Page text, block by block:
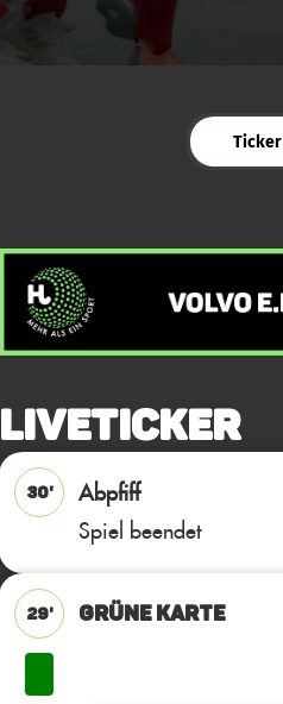
Ticker
Liveticker
30'
Abpfiff
Spiel beendet
29' GRÜNE KARTE